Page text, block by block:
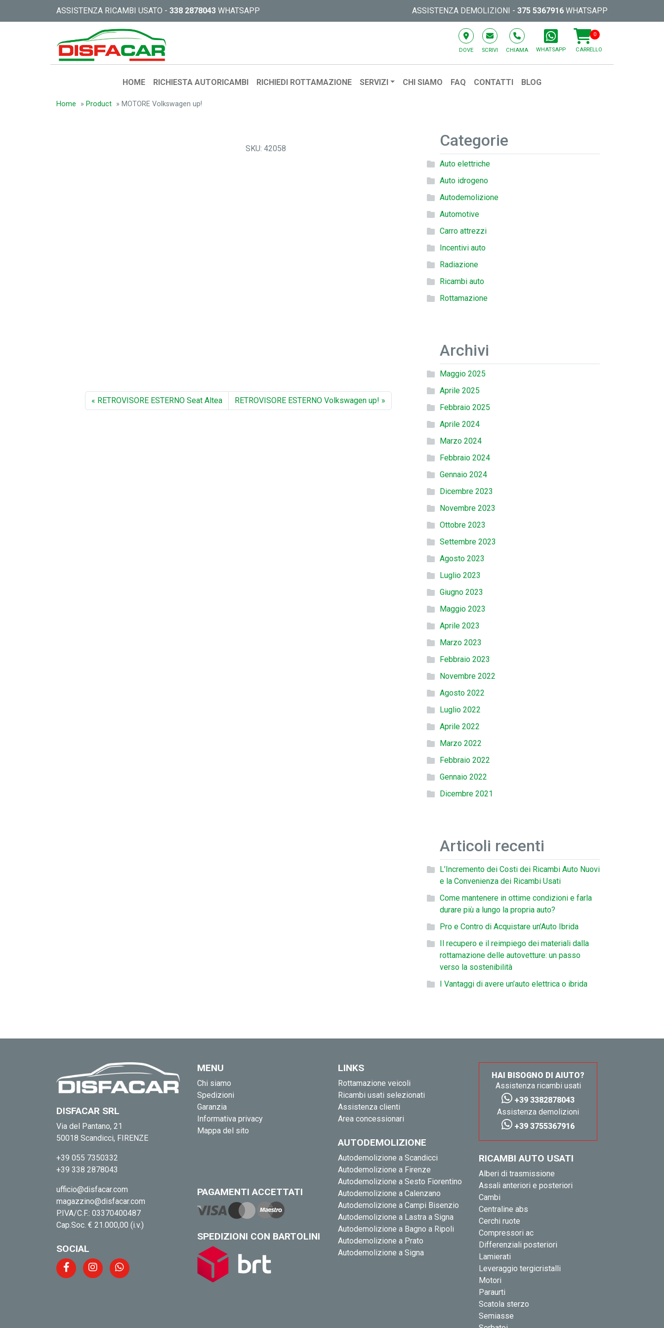
ASSISTENZA RICAMBI USATO - 338 2878043 WHATSAPP ASSISTENZA DEMOLIZIONI - 375 5367916 WHATSAPP
DOVE SCRIVI CHIAMA WHATSAPP
0
CARRELLO
HOME RICHIESTA AUTORICAMBI RICHIEDI ROTTAMAZIONE SERVIZI CHI SIAMO FAQ CONTATTI BLOG
Home » Product » MOTORE Volkswagen up!
SKU: 42058
RETROVISORE ESTERNO Seat Altea RETROVISORE ESTERNO Volkswagen up!
Categorie
Auto elettriche
Auto idrogeno
Autodemolizione
Automotive
Carro attrezzi
Incentivi auto
Radiazione
Ricambi auto
Rottamazione
Archivi
Maggio 2025
Aprile 2025
Febbraio 2025
Aprile 2024
Marzo 2024
Febbraio 2024
Gennaio 2024
Dicembre 2023
Novembre 2023
Ottobre 2023
Settembre 2023
Agosto 2023
Luglio 2023
Giugno 2023
Maggio 2023
Aprile 2023
Marzo 2023
Febbraio 2023
Novembre 2022
Agosto 2022
Luglio 2022
Aprile 2022
Marzo 2022
Febbraio 2022
Gennaio 2022
Dicembre 2021
Articoli recenti
L’Incremento dei Costi dei Ricambi Auto Nuovi
e la Convenienza dei Ricambi Usati
Come mantenere in ottime condizioni e farla
durare più a lungo la propria auto?
Pro e Contro di Acquistare un’Auto Ibrida
Il recupero e il reimpiego dei materiali dalla
rottamazione delle autovetture: un passo
verso la sostenibilità
I Vantaggi di avere un’auto elettrica o ibrida
DISFACAR SRL
Via del Pantano, 21
50018 Scandicci, FIRENZE
+39 055 7350332
+39 338 2878043
ufficio@disfacar.com
magazzino@disfacar.com
P.IVA/C.F.: 03370400487
Cap.Soc. € 21.000,00 (i.v.)
SOCIAL
MENU
Chi siamo
Spedizioni
Garanzia
Informativa privacy
Mappa del sito
PAGAMENTI ACCETTATI
SPEDIZIONI CON BARTOLINI
LINKS
Rottamazione veicoli
Ricambi usati selezionati
Assistenza clienti
Area concessionari
AUTODEMOLIZIONE
Autodemolizione a Scandicci
Autodemolizione a Firenze
Autodemolizione a Sesto Fiorentino
Autodemolizione a Calenzano
Autodemolizione a Campi Bisenzio
Autodemolizione a Lastra a Signa
Autodemolizione a Bagno a Ripoli
Autodemolizione a Prato
Autodemolizione a Signa
HAI BISOGNO DI AIUTO?
Assistenza ricambi usati
+39 3382878043
Assistenza demolizioni
+39 3755367916
RICAMBI AUTO USATI
Alberi di trasmissione
Assali anteriori e posteriori
Cambi
Centraline abs
Cerchi ruote
Compressori ac
Differenziali posteriori
Lamierati
Leveraggio tergicristalli
Motori
Paraurti
Scatola sterzo
Semiasse